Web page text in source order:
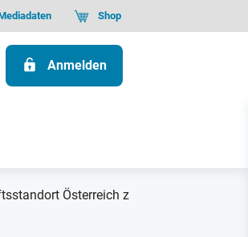
Shop
Anmelden
Österreich zu retten"